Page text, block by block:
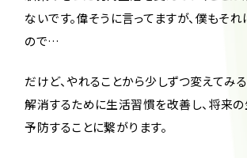
ないです。偉そうに言ってますが、僕もそ
ので…
だけど、やれることから少しずつ変えてみ
解消するために生活習慣を改善し、将来
予防することに繋がります。